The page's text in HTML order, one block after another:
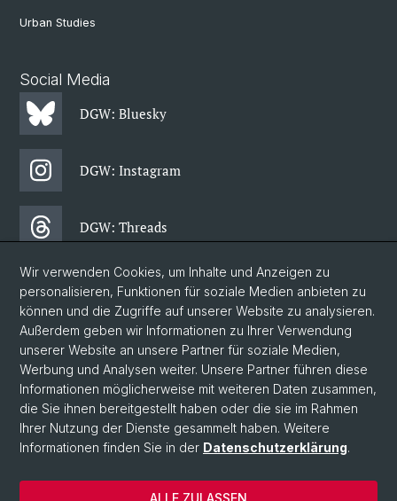
Urban Studies
Social Media
DGW: Bluesky
DGW: Instagram
DGW: Threads
DGW: Facebook
DGW: Newsletter
© Universität Basel
Philosophisch-Historische Fakultät
Departement Gesellschaftswissenschaften
Home
Wir verwenden Cookies, um Inhalte und Anzeigen zu
personalisieren, Funktionen für soziale Medien anbieten zu
können und die Zugriffe auf unserer Website zu analysieren.
Außerdem geben wir Informationen zu Ihrer Verwendung
unserer Website an unsere Partner für soziale Medien,
Werbung und Analysen weiter. Unsere Partner führen diese
Informationen möglicherweise mit weiteren Daten zusammen,
die Sie ihnen bereitgestellt haben oder die sie im Rahmen
Ihrer Nutzung der Dienste gesammelt haben. Weitere
Informationen finden Sie in der Datenschutzerklärung.
ALLE ZULASSEN